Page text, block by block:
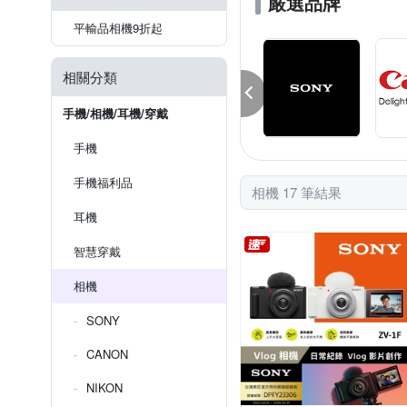
平輸品相機9折起
相關分類
手機/相機/耳機/穿戴
手機
手機福利品
耳機
智慧穿戴
相機
SONY
CANON
NIKON
相機 17 筆結果